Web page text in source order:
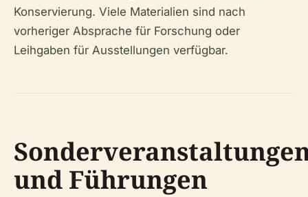
Konservierung. Viele Materialien sind nach
vorheriger Absprache für Forschung oder
Leihgaben für Ausstellungen verfügbar.
und Führungen